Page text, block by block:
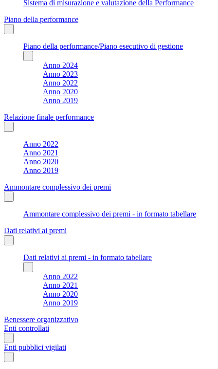
Sistema di misurazione e valutazione della Performance
Piano della performance
Piano della performance/Piano esecutivo di gestione
Anno 2024
Anno 2023
Anno 2022
Anno 2020
Anno 2019
Relazione finale performance
Anno 2022
Anno 2021
Anno 2020
Anno 2019
Ammontare complessivo dei premi
Ammontare complessivo dei premi - in formato tabellare
Dati relativi ai premi
Dati relativi ai premi - in formato tabellare
Anno 2022
Anno 2021
Anno 2020
Anno 2019
Benessere organizzativo
Enti controllati
Enti pubblici vigilati